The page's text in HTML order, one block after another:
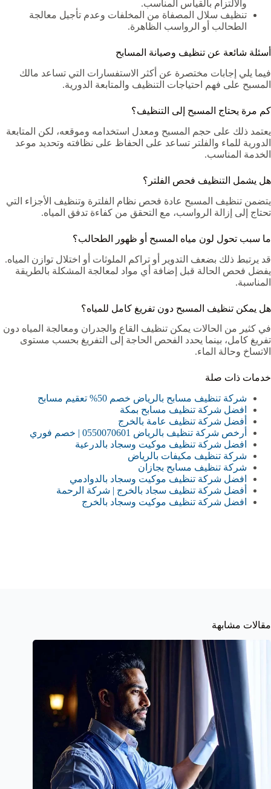
والالتزام بالقياس المناسب.
تنظيف سلال المصفاة من المخلفات وعدم تأجيل معالجة
الطحالب أو الرواسب الظاهرة.
أسئلة شائعة عن تنظيف وصيانة المسابح
فيما يلي إجابات مختصرة عن أكثر الاستفسارات التي تساعد مالك
المسبح على فهم احتياجات التنظيف والمتابعة الدورية.
كم مرة يحتاج المسبح إلى التنظيف؟
يعتمد ذلك على حجم المسبح ومعدل استخدامه وموقعه، لكن المتابعة
الدورية للماء والفلتر تساعد على الحفاظ على نظافته وتحديد موعد
الخدمة المناسب.
هل يشمل التنظيف فحص الفلتر؟
يتضمن تنظيف المسبح عادة فحص نظام الفلترة وتنظيف الأجزاء التي
تحتاج إلى إزالة الرواسب، مع التحقق من كفاءة تدفق المياه.
ما سبب تحول لون مياه المسبح أو ظهور الطحالب؟
قد يرتبط ذلك بضعف التدوير أو تراكم الملوثات أو اختلال توازن المياه.
يفضل فحص الحالة قبل إضافة أي مواد لمعالجة المشكلة بالطريقة
المناسبة.
هل يمكن تنظيف المسبح دون تفريغ كامل للمياه؟
في كثير من الحالات يمكن تنظيف القاع والجدران ومعالجة المياه دون
تفريغ كامل، بينما يحدد الفحص الحاجة إلى التفريغ بحسب مستوى
الاتساخ وحالة الماء.
خدمات ذات صلة
شركة تنظيف مسابح بالرياض خصم 50% تعقيم مسابح
افضل شركة تنظيف مسابح بمكة
أفضل شركة تنظيف عامة بالخرج
أرخص شركة تنظيف بالرياض 0550070601 | خصم فوري
افضل شركة تنظيف موكيت وسجاد بالدرعية‏
شركة تنظيف مكيفات بالرياض
شركة تنظيف مسابح بجازان
افضل شركة تنظيف موكيت وسجاد بالدوادمي
أفضل شركة تنظيف سجاد بالخرج | شركة الرحمة
افضل شركة تنظيف موكيت وسجاد بالخرج
مقالات مشابهة